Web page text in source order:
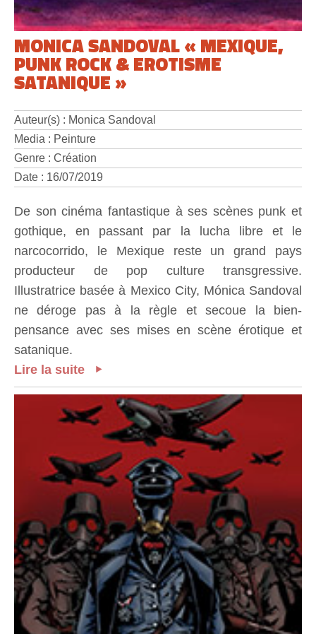
MONICA SANDOVAL « MEXIQUE,
PUNK ROCK & EROTISME
SATANIQUE »
Auteur(s) : Monica Sandoval
Media : Peinture
Genre : Création
Date : 16/07/2019
De son cinéma fantastique à ses scènes punk et
gothique, en passant par la lucha libre et le
narcocorrido, le Mexique reste un grand pays
producteur de pop culture transgressive.
Illustratrice basée à Mexico City, Mónica Sandoval
ne déroge pas à la règle et secoue la bien-
pensance avec ses mises en scène érotique et
satanique.
Lire la suite